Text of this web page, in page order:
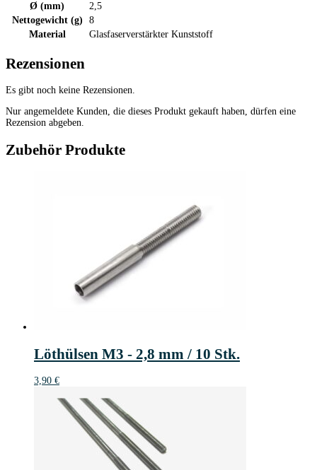
Ø (mm)
2,5
Nettogewicht (g)
8
Material
Glasfaserverstärkter Kunststoff
Rezensionen
Es gibt noch keine Rezensionen.
Nur angemeldete Kunden, die dieses Produkt gekauft haben, dürfen eine
Rezension abgeben.
Zubehör Produkte
Löthülsen M3 - 2,8 mm / 10 Stk.
3,90 €